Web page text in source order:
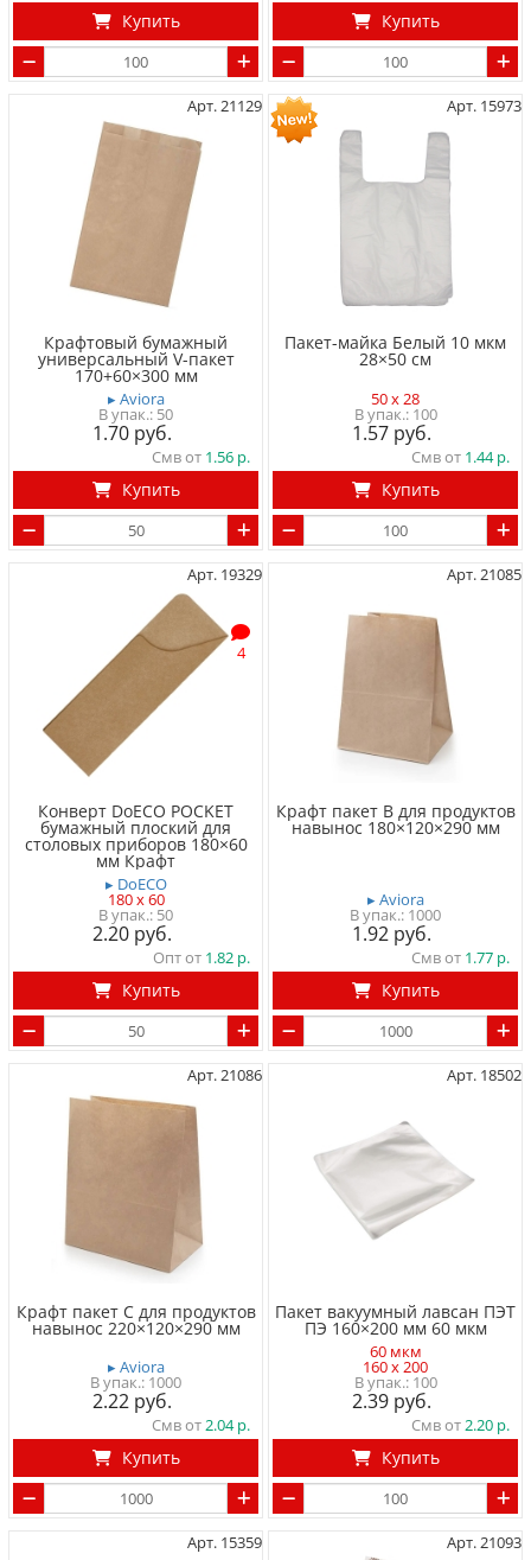
Купить Купить
Арт. 21129
Крафтовый бумажный
универсальный V-пакет
170+60×300 мм
▸ Aviora
50
1.70
Смв от 1.56
Купить
Арт. 15973
Пакет-майка Белый 10 мкм
28×50 cм
50 x 28
100
1.57
Смв от 1.44
Купить
Арт. 19329
4
Конверт DoECO POCKET
бумажный плоский для
столовых приборов 180×60
мм Крафт
▸ DoECO
180 x 60
50
2.20
Опт от 1.82
Купить
Арт. 21085
Крафт пакет B для продуктов
навынос 180×120×290 мм
▸ Aviora
1000
1.92
Смв от 1.77
Купить
Арт. 21086
Крафт пакет C для продуктов
навынос 220×120×290 мм
▸ Aviora
1000
2.22
Смв от2.04
Купить
Арт. 18502
Пакет вакуумный лавсан ПЭТ
ПЭ 160×200 мм 60 мкм
60 мкм
160 x 200
100
2.39
Смв от2.20
Купить
Арт. 15359 Арт. 21093